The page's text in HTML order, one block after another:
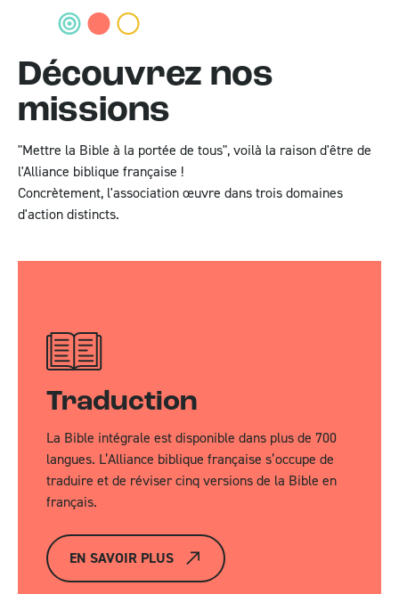
Découvrez nos
missions
"Mettre la Bible à la portée de tous", voilà la raison d'être de
l'Alliance biblique française !
Concrètement, l'association œuvre dans trois domaines
d'action distincts.
Traduction
La Bible intégrale est disponible dans plus de 700
langues. L’Alliance biblique française s’occupe de
traduire et de réviser cinq versions de la Bible en
français.
EN SAVOIR PLUS